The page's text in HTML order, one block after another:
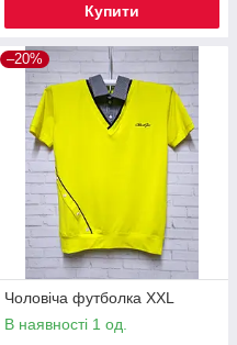
Купити
–20%
Чоловіча футболка XXL
В наявності 1 од.